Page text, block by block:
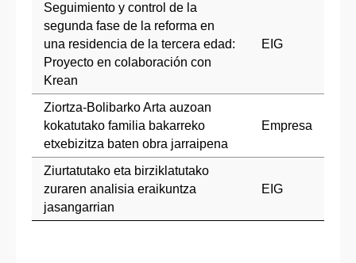
Seguimiento y control de la
segunda fase de la reforma en
una residencia de la tercera edad:
Proyecto en colaboración con
Krean
EIG
Ziortza-Bolibarko Arta auzoan
kokatutako familia bakarreko
etxebizitza baten obra jarraipena
Empresa
Ziurtatutako eta birziklatutako
zuraren analisia eraikuntza
jasangarrian
EIG